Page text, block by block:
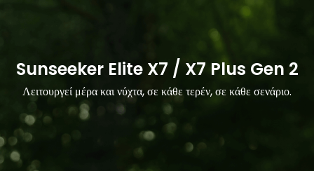
Sunseeker Elite X7 / X7 Plus Gen 2
Λειτουργεί μέρα και νύχτα, σε κάθε τερέν, σε κάθε σενάριο.